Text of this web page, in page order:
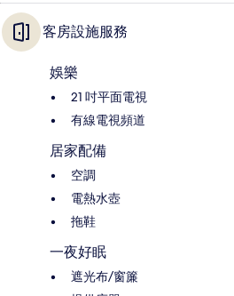
客房設施服務
娛樂
21 吋平面電視
有線電視頻道
居家配備
空調
電熱水壺
拖鞋
一夜好眠
遮光布/窗簾